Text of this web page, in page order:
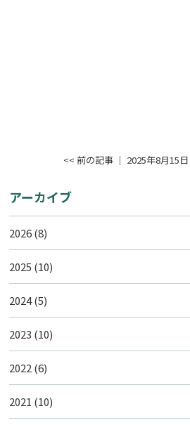
アーカイブ
2026(8)
2025 (10)
2024(5)
2023 (10)
2022 (6)
2021 (10)
<< 前の記事 │ 2025年8月15